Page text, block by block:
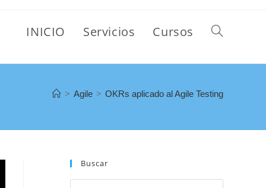
INICIO Servicios Cursos
> Agile > OKRs aplicado al Agile Testing
Buscar